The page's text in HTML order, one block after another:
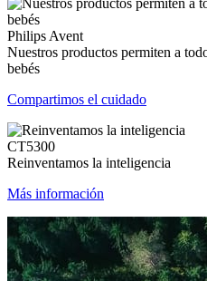
Philips Avent
Nuestros productos permiten a
bebés
Compartimos el cuidado
CT5300
Reinventamos la inteligencia
Más información